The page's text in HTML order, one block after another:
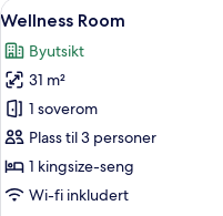
Åpne
alle
bildene
av
Wellness
Room
5
Wellness Room
Byutsikt
31 m²
1 soverom
Plass til 3 personer
1 kingsize-seng
Wi-fi inkludert